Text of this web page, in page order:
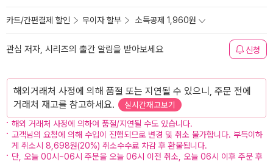
카드/간편결제 할인 무이자 할부 소득공제 1,960원
관심 저자, 시리즈의 출간 알림을 받아보세요 신청
해외거래처 사정에 의해 품절 또는 지연될 수 있으니, 주문 전에
거래처 재고를 참고하세요.
실시간재고보기
해외 거래처 사정에 의하여 품절/지연될 수도 있습니다.
고객님의 요청에 의해 수입이 진행되므로 변경 및 취소 불가합니다. 부득이하
게 취소시 8,698원(20%) 취소수수료 차감 후 환불됩니다.
단, 오늘 00시~06시 주문을 오늘 06시 이전 취소, 오늘 06시 이후 주문 후